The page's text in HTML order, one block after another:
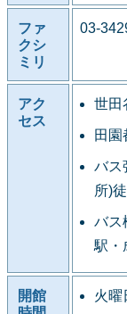
ファ
クシ
ミリ
03-
アク
セス
世田
田園
バス
所)
バス
駅・
開館
火